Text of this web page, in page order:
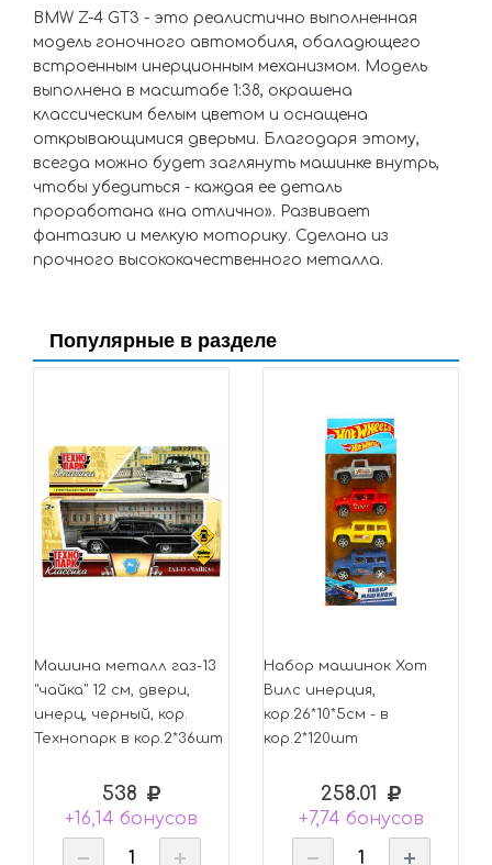
BMW Z-4 GT3 - это реалистично выполненная
модель гоночного автомобиля, обаладющего
встроенным инерционным механизмом. Модель
выполнена в масштабе 1:38, окрашена
классическим белым цветом и оснащена
открывающимися дверьми. Благодаря этому,
всегда можно будет заглянуть машинке внутрь,
чтобы убедиться - каждая ее деталь
проработана «на отлично». Развивает
фантазию и мелкую моторику. Сделана из
прочного высококачественного металла.
Популярные в разделе
Машина металл газ-13
"чайка" 12 см, двери,
инерц, черный, кор.
Технопарк в кор.2*36шт
538
+16,14 бонусов
Набор машинок Хот
Вилс инерция,
кор.26*10*5см - в
кор.2*120шт
258.01
+7,74 бонусов